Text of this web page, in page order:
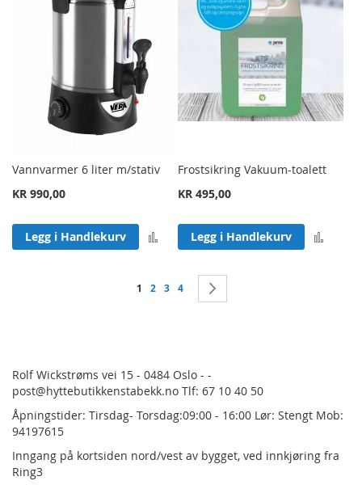
Vannvarmer 6 liter m/stativ
KR 990,00
Legg i Handlekurv Legg til sammenligning
Frostsikring Vakuum-toalett
KR 495,00
Legg i Handlekurv
Side
You're currently reading page
1 Side
2 Side
3 Side
4
Rolf Wickstrøms vei 15 - 0484 Oslo - -
post@hyttebutikkenstabekk.no Tlf: 67 10 40 50
Åpningstider: Tirsdag- Torsdag:09:00 - 16:00 Lør: Stengt Mob:
94197615
Inngang på kortsiden nord/vest av bygget, ved innkjøring fra
Ring3